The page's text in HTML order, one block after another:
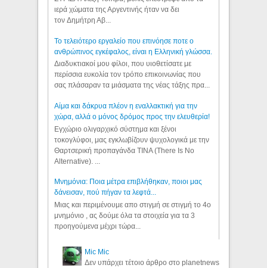
ιερά χώματα της Αργεντινής ήταν να δει
τον Δημήτρη Αβ...
Το τελειότερο εργαλείο που επινόησε ποτε ο
ανθρώπινος εγκέφαλος, είναι η Ελληνική γλώσσα.
Διαδυκτιακοί μου φίλοι, που υιοθετίσατε με
περίσσια ευκολία τον τρόπο επικοινωνίας που
σας πλάσαραν τα μιάσματα της νέας τάξης πρα...
Αίμα και δάκρυα πλέον η εναλλακτική για την
χώρα, αλλά ο μόνος δρόμος προς την ελευθερία!
Εγχώριο ολιγαρχικό σύστημα και ξένοι
τοκογλύφοι, μας εγκλωβίζουν ψυχολογικά με την
Θαρτσερική προπαγάνδα TINA (There Is No
Alternative). ...
Μνημόνια: Ποια μέτρα επιβλήθηκαν, ποιοι μας
δάνεισαν, πού πήγαν τα λεφτά...
Μιας και περιμένουμε απο στιγμή σε στιγμή το 4ο
μνημόνιο , ας δούμε όλα τα στοιχεία για τα 3
προηγούμενα μέχρι τώρα...
Mic Mic
Δεν υπάρχει τέτοιο άρθρο στο planetnews